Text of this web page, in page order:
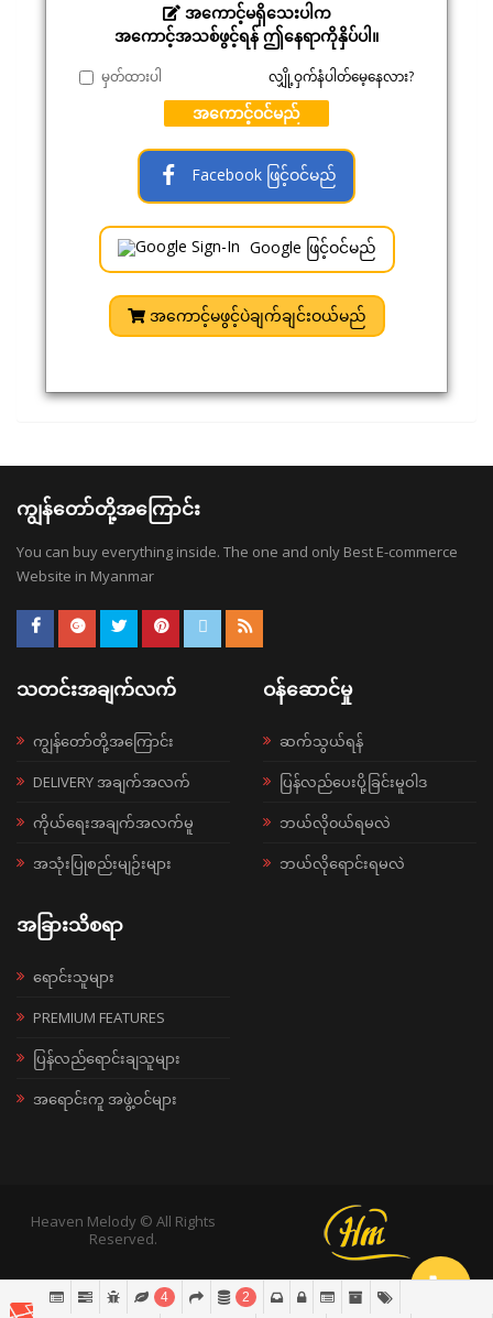
အကောင့်မရှိသေးပါက
အကောင့်အသစ်ဖွင့်ရန် ဤနေရာကိုနှိပ်ပါ။
မှတ်ထားပါ လျှို့ဝှက်နံပါတ်မေ့နေလား?
အကောင့်ဝင်မည်
Facebook ဖြင့်ဝင်မည်
Google ဖြင့်ဝင်မည်
အကောင့်မဖွင့်ပဲချက်ချင်းဝယ်မည်
ကျွန်တော်တို့အကြောင်း
You can buy everything inside. The one and only Best E-commerce
Website in Myanmar
သတင်းအချက်လက်
ကျွန်တော်တို့အကြောင်း
DELIVERY အချက်အလက်
ကိုယ်ရေးအချက်အလက်မူ
အသုံးပြုစည်းမျဉ်းများ
ဝန်ဆောင်မှု
ဆက်သွယ်ရန်
ပြန်လည်ပေးပို့ခြင်းမူဝါဒ
ဘယ်လို၀ယ်ရမလဲ
ဘယ်လိုရောင်းရမလဲ
အခြားသိစရာ
ရောင်းသူများ
PREMIUM FEATURES
ပြန်လည်ရောင်းချသူများ
အရောင်းကူ အဖွဲ့ဝင်များ
Heaven Melody © All Rights
Reserved.
4 2